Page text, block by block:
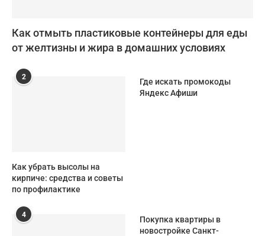
Как отмыть пластиковые контейнеры для еды
от желтизны и жира в домашних условиях
2
Как убрать высолы на
кирпиче: средства и советы
по профилактике
Где искать промокоды
Яндекс Афиши
4
Покупка квартиры в
новостройке Санкт-